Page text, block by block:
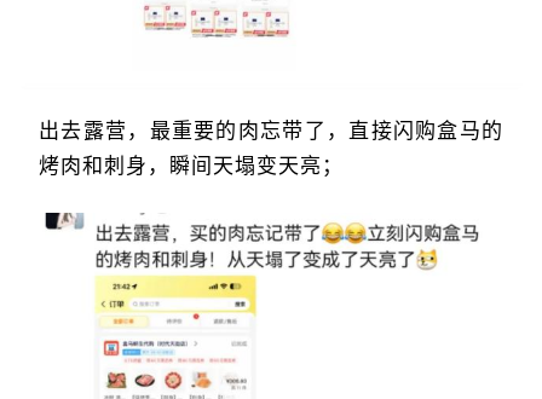
出去露营，最重要的肉忘带了，直接闪购盒马的
烤肉和刺身，瞬间天塌变天亮；